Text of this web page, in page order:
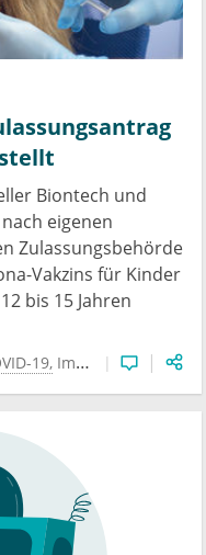
Biontech und
eigenen
Zulassungsbehörde
Vakzins für Kinder
bis 15 Jahren
19 Impfung